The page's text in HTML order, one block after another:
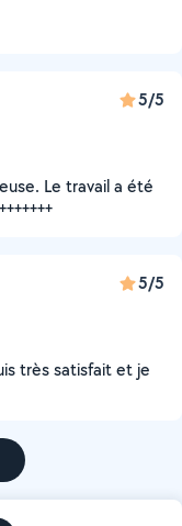
5/5
Le travail a été
5/5
très satisfait et je